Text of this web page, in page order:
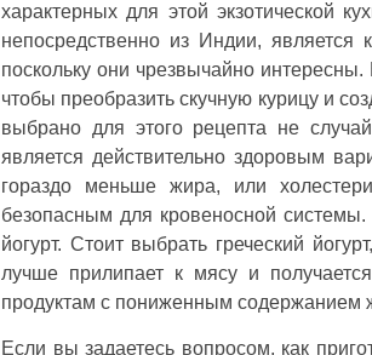
характерных для этой экзотической
непосредственно из Индии, является
поскольку они чрезвычайно
чтобы преобразить скучную курицу и
выбрано для этого рецепта не
является действительно здоровым
гораздо меньше жира, или
безопасным для кровеносной
йогурт. Стоит выбрать греческий
лучше прилипает к мясу и
продуктам с пониженным содержанием
Если вы задаетесь вопросом, как